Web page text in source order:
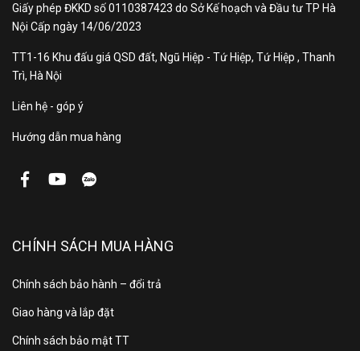
Giấy phép ĐKKD số 0110387423 do Sở Kế hoạch và Đầu tư TP Hà
Nội Cấp ngày 14/06/2023
TT1-16 Khu đấu giá QSD đất, Ngũ Hiệp - Tứ Hiệp, Tứ Hiệp , Thanh
Trì, Hà Nội
Liên hệ - góp ý
Hướng dẫn mua hàng
CHÍNH SÁCH MUA HÀNG
Chính sách bảo hành – đổi trả
Giao hàng và lắp đặt
Chính sách bảo mật TT